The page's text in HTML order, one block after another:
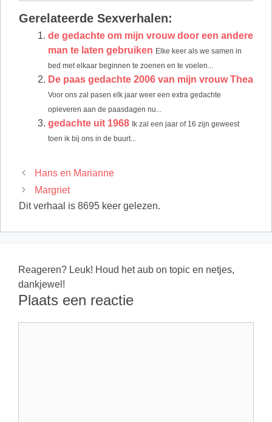
Gerelateerde Sexverhalen:
de gedachte om mijn vrouw door een andere
man te laten gebruiken Elke keer als we samen in
bed met elkaar beginnen te zoenen en te voelen...
De paas gedachte 2006 van mijn vrouw Thea
Voor ons zal pasen elk jaar weer een extra gedachte
opleveren aan de paasdagen nu...
gedachte uit 1968 Ik zal een jaar of 16 zijn geweest
toen ik bij ons in de buurt...
Hans en Marianne
Margriet
Dit verhaal is 8695 keer gelezen.
Reageren? Leuk! Houd het aub on topic en netjes,
dankjewel!
Plaats een reactie